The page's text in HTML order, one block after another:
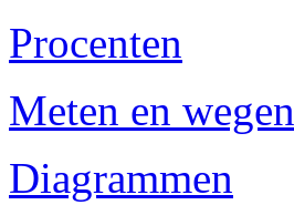
Procenten
Meten en wegen
Diagrammen